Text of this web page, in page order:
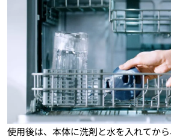
使用後は、本体に洗剤と水を入れてか